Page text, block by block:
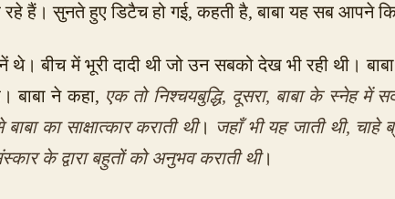
हैं। सुनते हुए डिटैच हो गई, कहती है, बाबा यह सब आपने
बीच में भूरी दादी थी जो उन सबको देख भी रही थी।
बाबा ने कहा, एक तो निश्चयबुद्धि, दूसरा, बाबा के स्नेह में
का साक्षात्कार कराती थी। जहाँ भी यह जाती थी, चाहे
के द्वारा बहुतों को अनुभव कराती थी।